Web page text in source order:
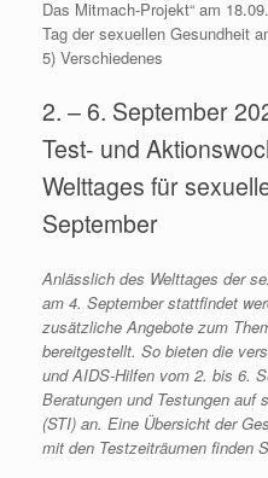
Das Mitmach-Projekt“ am
Tag der sexuellen Gesundheit
5) Verschiedenes
2. – 6. September
Test- und
Welttages für
September
Anlässlich des Welttages der
am 4. September stattfindet
zusätzliche Angebote zum
bereitgestellt. So bieten die
und AIDS-Hilfen vom 2. bis 6.
Beratungen und Testungen auf
(STI) an. Eine Übersicht der
mit den Testzeiträumen finden